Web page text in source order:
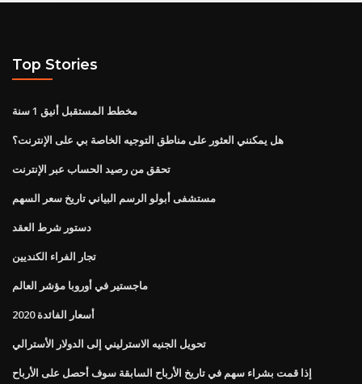
Top Stories
مخطط المستقبل أنيق 1 سنة
هل يمكنني العثور على مناطق التوجيه الخاصة بي على الإنترنت؟
تحقق من رصيد الحساب عبر الإنترنت
مستشفى أبولو الرسم البياني تاريخ سعر السهم
دستور شرط العقد
تجار الفراء الكنديين
ماجستير في أوروبا مؤشر العالم
أسعار الفائدة 2020
تحويل الجنيه الاسترليني إلى الدولار الأسترالي
إذا قمت بشراء سهم في تاريخ الأرباح السابقة سوف أحصل على الأرباح